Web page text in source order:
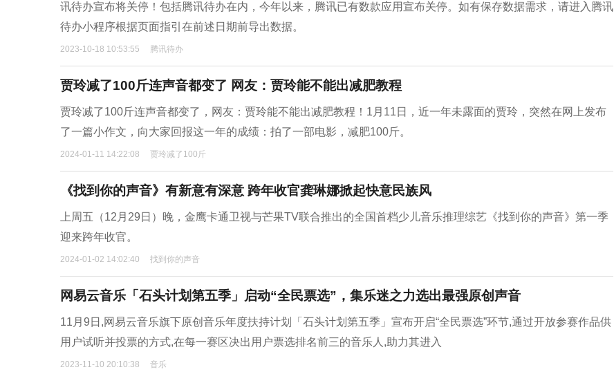
讯待办宣布将关停！包括腾讯待办在内，今年以来，腾讯已有数款应用宣布关停。如有保存数据需求，请进入腾讯
待办小程序根据页面指引在前述日期前导出数据。
2023-10-18 10:53:55 腾讯待办
贾玲减了100斤连声音都变了 网友：贾玲能不能出减肥教程
贾玲减了100斤连声音都变了，网友：贾玲能不能出减肥教程！1月11日，近一年未露面的贾玲，突然在网上发布
了一篇小作文，向大家回报这一年的成绩：拍了一部电影，减肥100斤。
2024-01-11 14:22:08 贾玲减了100斤
《找到你的声音》有新意有深意 跨年收官龚琳娜掀起快意民族风
上周五（12月29日）晚，金鹰卡通卫视与芒果TV联合推出的全国首档少儿音乐推理综艺《找到你的声音》第一季
迎来跨年收官。
2024-01-02 14:02:40 找到你的声音
网易云音乐「石头计划第五季」启动“全民票选”，集乐迷之力选出最强原创声音
11月9日,网易云音乐旗下原创音乐年度扶持计划「石头计划第五季」宣布开启“全民票选”环节,通过开放参赛作品供
用户试听并投票的方式,在每一赛区决出用户票选排名前三的音乐人,助力其进入
2023-11-10 20:10:38 音乐